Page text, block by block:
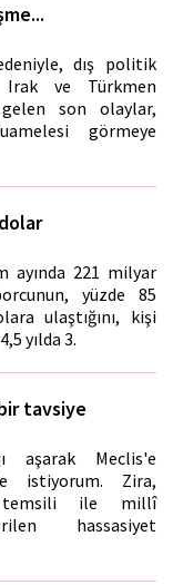
dış politik
ve Türkmen
son olaylar,
görmeye
ayında 221 milyar
yüzde 85
ulaştığını, kişi
yılda 3.
tavsiye
aşarak Meclis'e
istiyorum. Zira,
temsili ile millî
hassasiyet